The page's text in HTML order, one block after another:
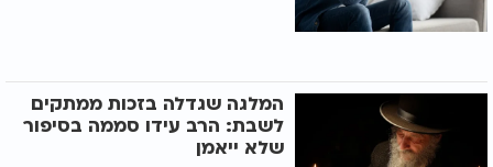
המלגה שגדלה בזכות ממתקים
לשבת: הרב עידו סממה בסיפור
שלא ייאמן